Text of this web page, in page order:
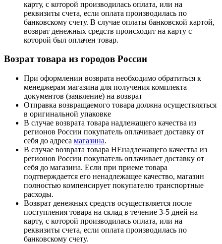
карту, с которой производилась оплата, или на
реквизиты счета, если оплата производилась по
банковскому счету. В случае оплаты банковской картой,
возврат денежных средств происходит на карту с
которой был оплачен товар.
Возрат товара из городов России
При оформлении возврата необходимо обратиться к
менеджерам магазина для получения комплекта
документов (заявление) на возврат
Отправка возвращаемого товара должна осуществляться
в оригинальной упаковке
В случае возврата товара надлежащего качества из
регионов России покупатель оплачивает доставку от
себя до адреса магазина.
В случае возврата товара НЕнадлежащего качества из
регионов России покупатель оплачивает доставку от
себя до магазина. Если при приеме товара
подтверждается его ненадлежащее качество, магазин
полностью компенсирует покупателю транспортные
расходы.
Возврат денежных средств осуществляется после
поступления товара на склад в течение 3-5 дней на
карту, с которой производилась оплата, или на
реквизиты счета, если оплата производилась по
банковскому счету.